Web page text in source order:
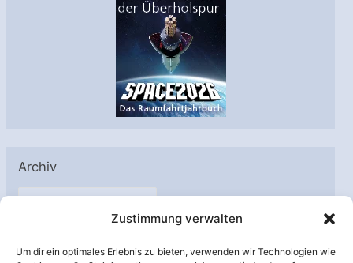
Zustimmung verwalten
Um dir ein optimales Erlebnis zu bieten, verwenden wir Technologien wie
Archiv
A